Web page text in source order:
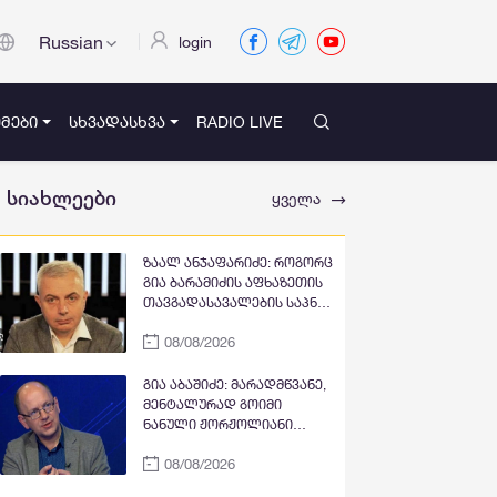
Russian login
ᲡᲮᲕᲐᲓᲐᲡᲮᲕᲐ RADIO LIVE
სიახლეები ყველა
ზაალ ანჯაფარიძე: როგორც
გია ბარამიძის აფხაზეთის
თავგადასავალების საპნის
ზუსტად ასე გასკდა მიშა
რუსეთთან მებრძოლის
მითი, ისევე როგორც ცოტა
ხანში ვიხილავთ სხვა
მითების და ბუშტების
08/08/2026
გია აბაშიძე: მარადმწვანე,
მენტალურად გოიმი
ნანული ჟორჟოლიანი
კობახიძის
08/08/2026